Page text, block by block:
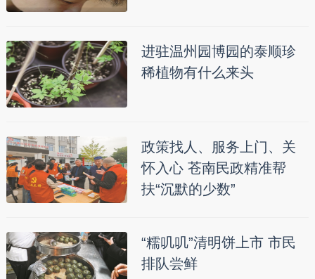
进驻温州园博园的泰顺珍
稀植物有什么来头
政策找人、服务上门、关
怀入心 苍南民政精准帮
扶“沉默的少数”
“糯叽叽”清明饼上市 市民
排队尝鲜